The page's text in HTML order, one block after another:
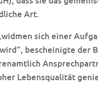
Art.
sich einer
bescheinigte
Lebensqualität